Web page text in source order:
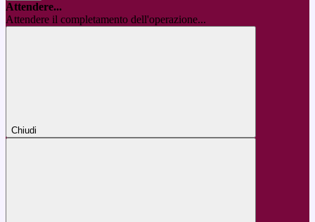
Attendere...
Attendere il completamento dell'operazione...
Chiudi